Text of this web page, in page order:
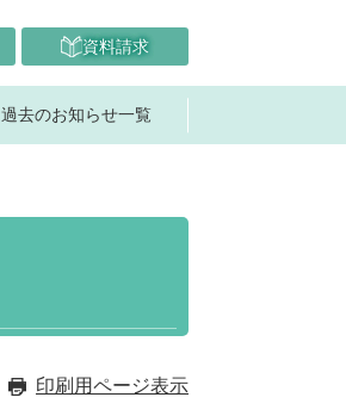
資料請求
過去のお知らせ一覧
印刷用ページ表示